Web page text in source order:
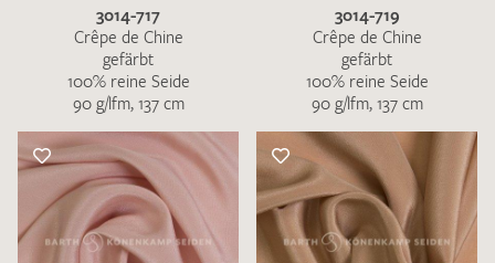
3014-717
Crêpe de Chine
gefärbt
100% reine Seide
90 g/lfm, 137 cm
3014-719
Crêpe de Chine
gefärbt
100% reine Seide
90 g/lfm, 137 cm